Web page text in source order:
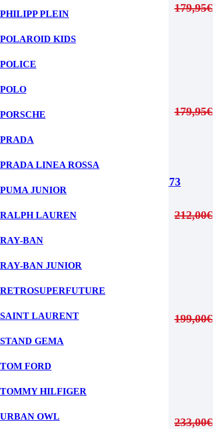
PHILIPP PLEIN
POLAROID KIDS
POLICE
POLO
PORSCHE
PRADA
PRADA LINEA ROSSA
PUMA JUNIOR
RALPH LAUREN
RAY-BAN
RAY-BAN JUNIOR
RETROSUPERFUTURE
SAINT LAURENT
STAND GEMA
TOM FORD
TOMMY HILFIGER
URBAN OWL
179,95€
ΠΡΟΣΘΗΚΗ ΣΤΟ ΚΑΛΑΘΙ
179,95€
ΠΡΟΣΘΗΚΗ ΣΤΟ ΚΑΛΑΘΙ
Armani Exchange 0AX2058S 610673
212,00€
ΠΡΟΣΘΗΚΗ ΣΤΟ ΚΑΛΑΘΙ
Ray-Ban 0RB4315 601/68
199,00€
CARRERA1070/S RHL
233,00€